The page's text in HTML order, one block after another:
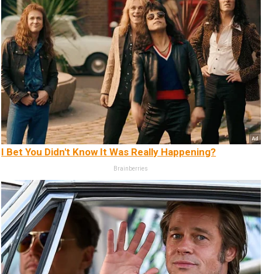
I Bet You Didn't Know It Was Really Happening?
Brainberries